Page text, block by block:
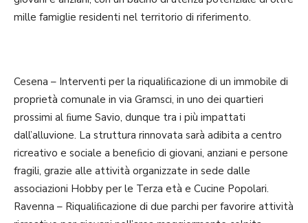
mille famiglie residenti nel territorio di riferimento.
Cesena – Interventi per la riqualiﬁcazione di un immobile di
proprietà comunale in via Gramsci, in uno dei quartieri
prossimi al ﬁume Savio, dunque tra i più impattati
dall’alluvione. La struttura rinnovata sarà adibita a centro
ricreativo e sociale a beneﬁcio di giovani, anziani e persone
fragili, grazie alle attività organizzate in sede dalle
associazioni Hobby per le Terza età e Cucine Popolari.
Ravenna – Riqualiﬁcazione di due parchi per favorire attività